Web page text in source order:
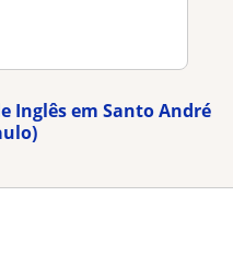
Inglês em Santo André